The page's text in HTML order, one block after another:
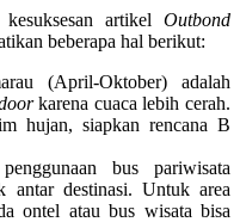
artikel Outbond
beberapa hal berikut:
(April-Oktober) adalah
karena cuaca lebih cerah.
hujan, siapkan rencana B
bus pariwisata
antar destinasi. Untuk area
ontel atau bus wisata bisa